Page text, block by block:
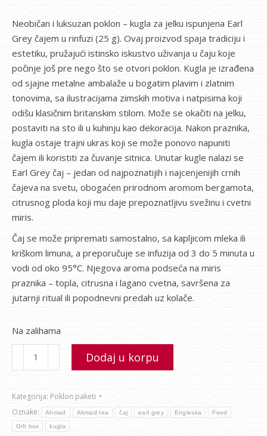
Neobičan i luksuzan poklon – kugla za jelku ispunjena Earl
Grey čajem u rinfuzi (25 g). Ovaj proizvod spaja tradiciju i
estetiku, pružajući istinsko iskustvo uživanja u čaju koje
počinje još pre nego što se otvori poklon. Kugla je izrađena
od sjajne metalne ambalaže u bogatim plavim i zlatnim
tonovima, sa ilustracijama zimskih motiva i natpisima koji
odišu klasičnim britanskim stilom. Može se okačiti na jelku,
postaviti na sto ili u kuhinju kao dekoracija. Nakon praznika,
kugla ostaje trajni ukras koji se može ponovo napuniti
čajem ili koristiti za čuvanje sitnica. Unutar kugle nalazi se
Earl Grey čaj – jedan od najpoznatijih i najcenjenijih crnih
čajeva na svetu, obogaćen prirodnom aromom bergamota,
citrusnog ploda koji mu daje prepoznatljivu svežinu i cvetni
miris.
Čaj se može pripremati samostalno, sa kapljicom mleka ili
kriškom limuna, a preporučuje se infuzija od 3 do 5 minuta u
vodi od oko 95°C. Njegova aroma podseća na miris
praznika – topla, citrusna i lagano cvetna, savršena za
jutarnji ritual ili popodnevni predah uz kolače.
Na zalihama
Dodaj u korpu
Kategorija: Poklon paketi
Oznake:
Ahmad Ahmad tea čaj earl grey Engleska Feed
Gift box kugla